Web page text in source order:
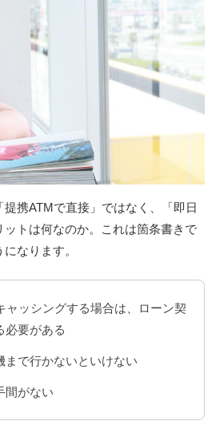
携ATMで直接」ではなく、「即日
トは何なのか。これは箇条書きで
なります。
ャッシングする場合は、ローン契
必要がある
まで行かないといけない
間がない